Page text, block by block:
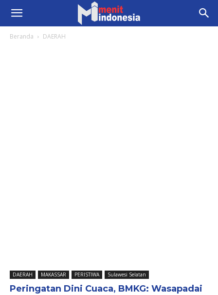
Beranda DAERAH
DAERAH MAKASSAR PERISTIWA Sulawesi Selatan
Peringatan Dini Cuaca, BMKG: Wasapadai